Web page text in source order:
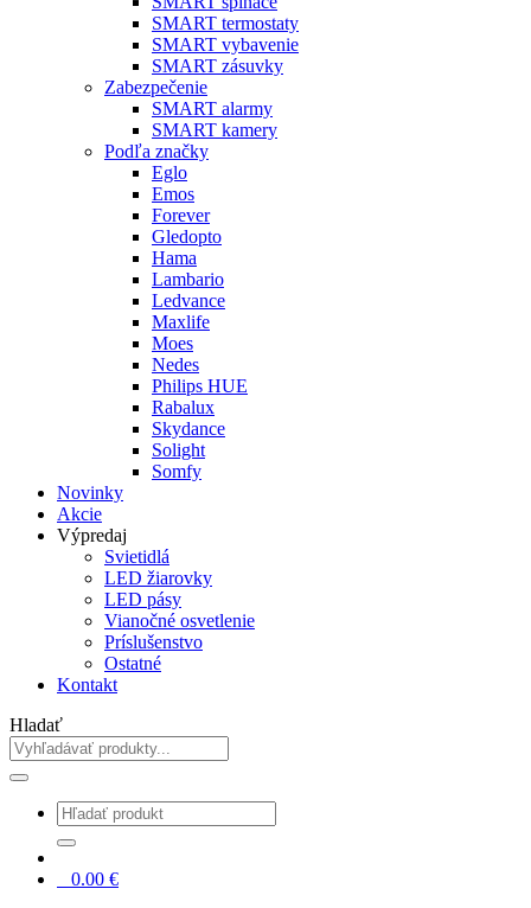
SMART termostaty
SMART vybavenie
SMART zásuvky
Zabezpečenie
SMART alarmy
SMART kamery
Podľa značky
Eglo
Emos
Forever
Gledopto
Hama
Lambario
Ledvance
Maxlife
Moes
Nedes
Philips HUE
Rabalux
Skydance
Solight
Somfy
Novinky
Akcie
Výpredaj
Svietidlá
LED žiarovky
LED pásy
Vianočné osvetlenie
Príslušenstvo
Ostatné
Kontakt
Hladať
0.00 €